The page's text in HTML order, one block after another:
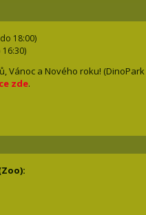
18:00)
Vánoc a Nového roku! (DinoPark
zde.